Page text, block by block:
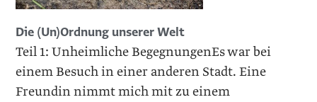
Die (Un)Ordnung unserer Welt
Teil 1: Unheimliche BegegnungenEs war bei
einem Besuch in einer anderen Stadt. Eine
Freundin nimmt mich mit zu einem